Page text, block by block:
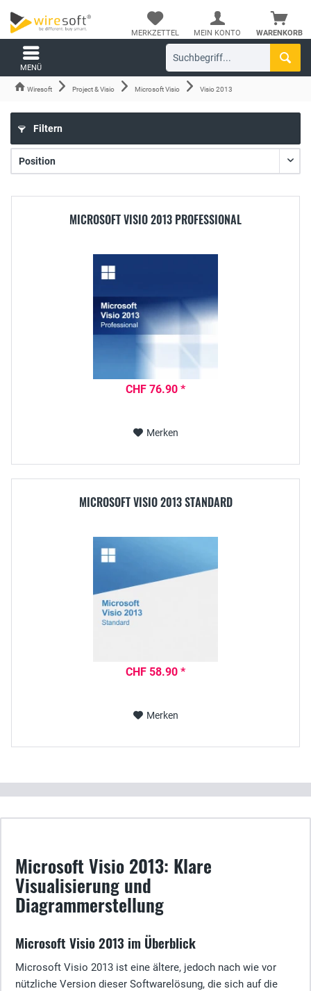
WARENKORB
MERKZETTEL MEIN KONTO
MENÜ
Wiresoft Project & Visio Microsoft Visio Visio 2013
Filtern
MICROSOFT VISIO 2013 PROFESSIONAL
CHF 76.90 *
Merken
MICROSOFT VISIO 2013 STANDARD
CHF 58.90 *
Merken
Microsoft Visio 2013: Klare
Visualisierung und
Diagrammerstellung
Microsoft Visio 2013 im Überblick
Microsoft Visio 2013 ist eine ältere, jedoch nach wie vor
nützliche Version dieser Softwarelösung, die sich auf die